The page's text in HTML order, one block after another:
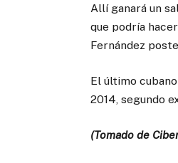
Allí ganará un
que podría
Fernández
El último
2014, segundo
(Tomado de